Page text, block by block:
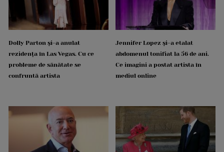
Dolly Parton și-a anulat
rezidența în Las Vegas. Cu ce
probleme de sănătate se
confruntă artista
Jennifer Lopez și-a etalat
abdomenul tonifiat la 56 de ani.
Ce imagini a postat artista în
mediul online